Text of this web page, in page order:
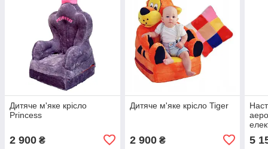
Дитяче м'яке крісло
Princess
2 900 ₴
Дитяче м'яке крісло Tiger
2 900₴ 5